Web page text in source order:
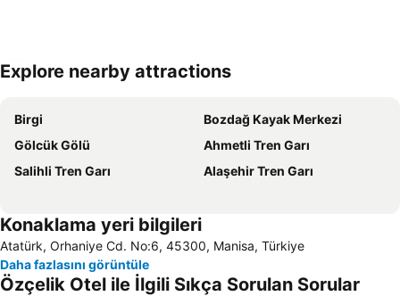
Haritayı genişlet
Explore nearby attractions
Birgi
Bozdağ Kayak Merkezi
Gölcük Gölü
Ahmetli Tren Garı
Salihli Tren Garı
Alaşehir Tren Garı
Konaklama yeri bilgileri
Atatürk, Orhaniye Cd. No:6, 45300, Manisa, Türkiye
Daha fazlasını görüntüle
Özçelik Otel ile İlgili Sıkça Sorulan Sorular